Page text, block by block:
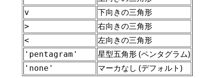
v 下向きの三角形
> 右向きの三角形
< 左向きの三角形
'pentagram' 星型五角形 (ペンタグラム)
'none' マーカなし (デフォルト)